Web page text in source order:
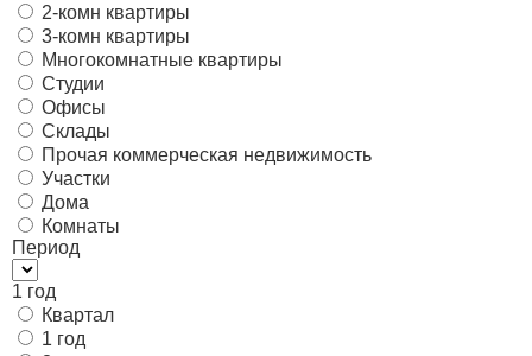
2-комн квартиры
3-комн квартиры
Многокомнатные квартиры
Студии
Офисы
Склады
Прочая коммерческая недвижимость
Участки
Дома
Комнаты
Период
1 год
Квартал
1 год